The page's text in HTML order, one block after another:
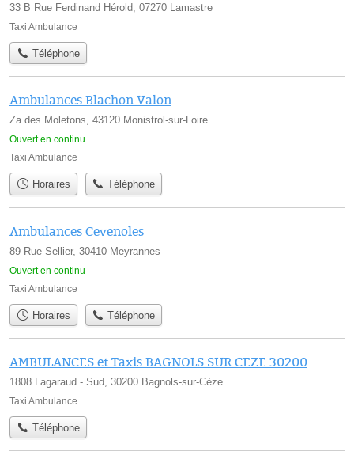
33 B Rue Ferdinand Hérold, 07270 Lamastre
Taxi Ambulance
Téléphone
Ambulances Blachon Valon
Za des Moletons, 43120 Monistrol-sur-Loire
Ouvert en continu
Taxi Ambulance
Horaires Téléphone
Ambulances Cevenoles
89 Rue Sellier, 30410 Meyrannes
Ouvert en continu
Taxi Ambulance
Horaires Téléphone
AMBULANCES et Taxis BAGNOLS SUR CEZE 30200
1808 Lagaraud - Sud, 30200 Bagnols-sur-Cèze
Taxi Ambulance
Téléphone